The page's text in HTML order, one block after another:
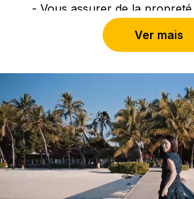
- Vous assurer de la
entretien du matériel, des
travail (charriots à bagages),
d’accueil et des lieux de
la cohérence de
(odeurs maîtrisées, musique
- Vous assurer que le client
en sécurité (conduite douce,
et que les bagages soient
visible avec soin.
- Assister les Majordomes ou
Ver mais